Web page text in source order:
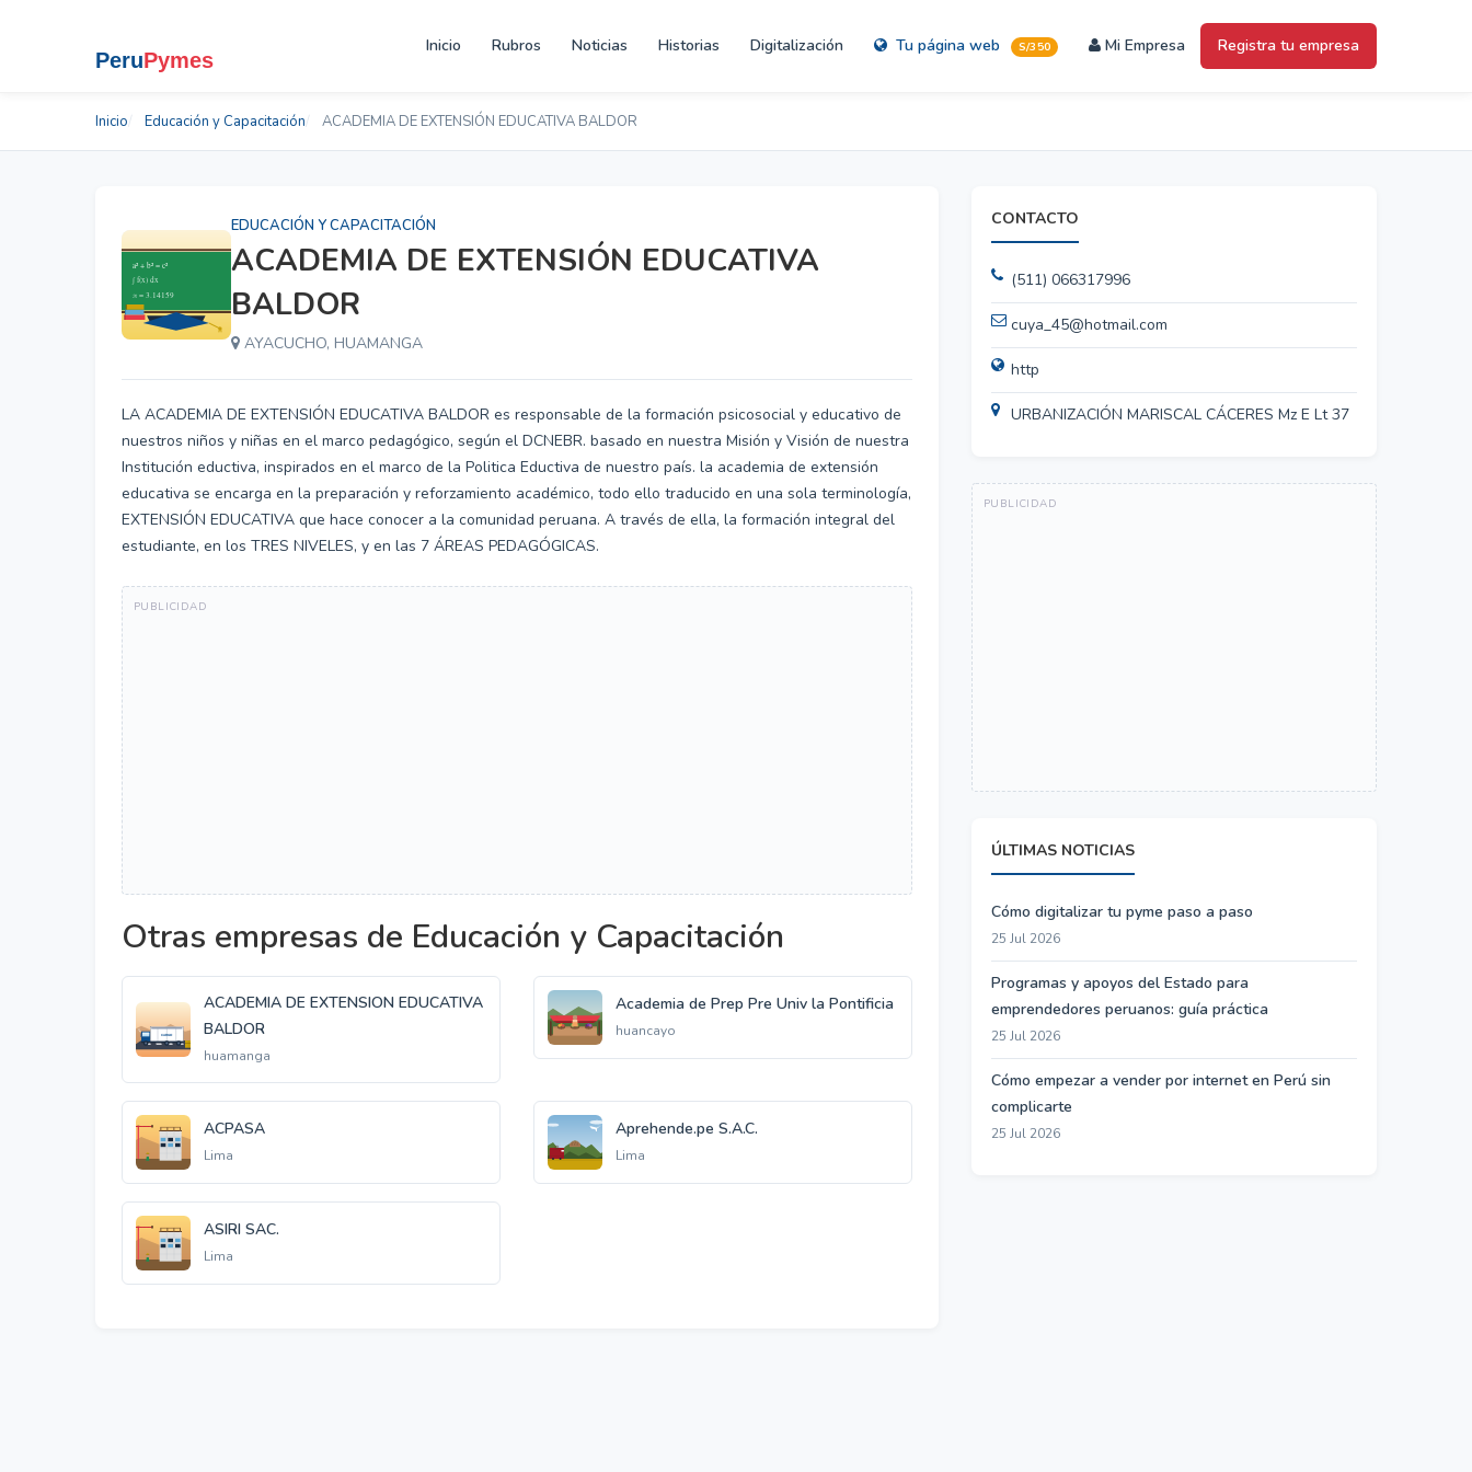
Inicio Rubros Noticias Historias Digitalización Tu página web S/350 Mi Empresa Registra tu empresa
Inicio Educación y Capacitación ACADEMIA DE EXTENSIÓN EDUCATIVA BALDOR
EDUCACIÓN Y CAPACITACIÓN
ACADEMIA DE EXTENSIÓN EDUCATIVA
BALDOR
AYACUCHO, HUAMANGA
LA ACADEMIA DE EXTENSIÓN EDUCATIVA BALDOR es responsable de la formación psicosocial y educativo de
nuestros niños y niñas en el marco pedagógico, según el DCNEBR. basado en nuestra Misión y Visión de nuestra
Institución eductiva, inspirados en el marco de la Politica Eductiva de nuestro país. la academia de extensión
educativa se encarga en la preparación y reforzamiento académico, todo ello traducido en una sola terminología,
EXTENSIÓN EDUCATIVA que hace conocer a la comunidad peruana. A través de ella, la formación integral del
estudiante, en los TRES NIVELES, y en las 7 ÁREAS PEDAGÓGICAS.
Otras empresas de Educación y Capacitación
ACADEMIA DE EXTENSION EDUCATIVA
BALDOR
huamanga
Academia de Prep Pre Univ la Pontificia
huancayo
ACPASA
Lima
Aprehende.pe S.A.C.
Lima
ASIRI SAC.
Lima
CONTACTO
(511) 066317996
cuya_45@hotmail.com
http
URBANIZACIÓN MARISCAL CÁCERES Mz E Lt 37
ÚLTIMAS NOTICIAS
Cómo digitalizar tu pyme paso a paso
25 Jul 2026
Programas y apoyos del Estado para
emprendedores peruanos: guía práctica
25 Jul 2026
Cómo empezar a vender por internet en Perú sin
complicarte
25 Jul 2026